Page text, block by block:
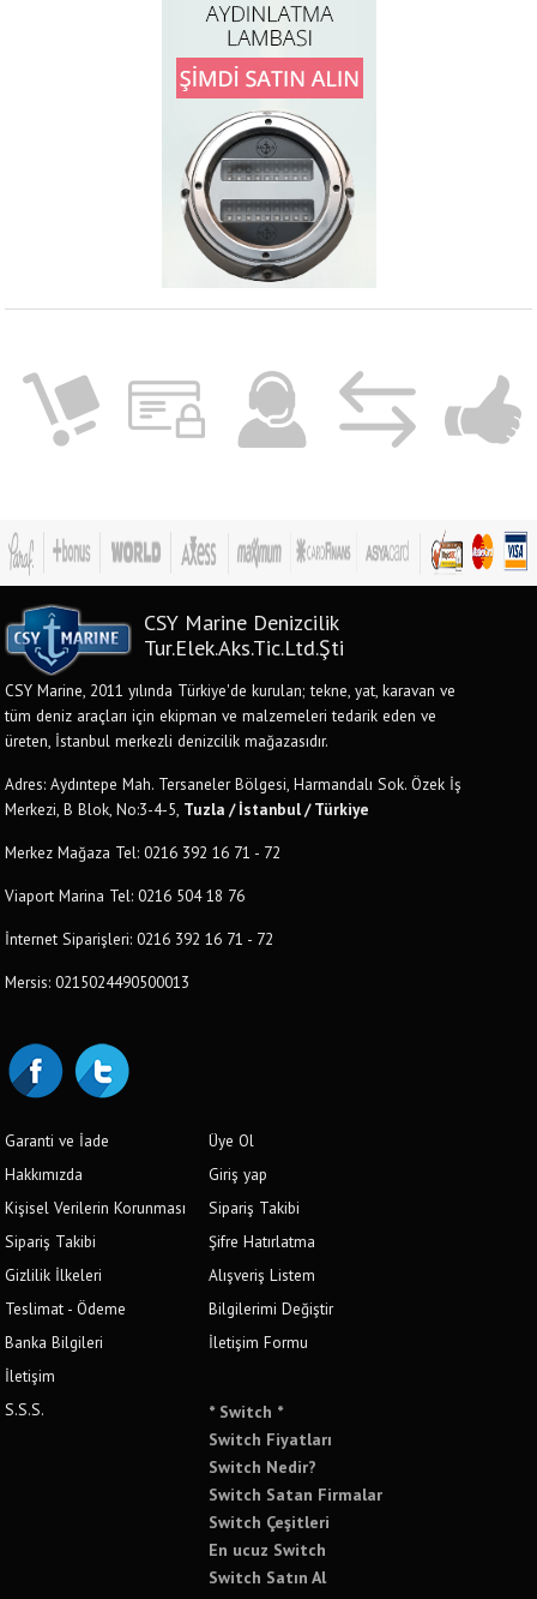
CSY Marine Denizcilik
Tur.Elek.Aks.Tic.Ltd.Şti
CSY Marine, 2011 yılında Türkiye'de kurulan; tekne, yat, karavan ve
tüm deniz araçları için ekipman ve malzemeleri tedarik eden ve
üreten, İstanbul merkezli denizcilik mağazasıdır.
Adres: Aydıntepe Mah. Tersaneler Bölgesi, Harmandalı Sok. Özek İş
Merkezi, B Blok, No:3-4-5, Tuzla / İstanbul / Türkiye
Merkez Mağaza Tel: 0216 392 16 71 - 72
Viaport Marina Tel: 0216 504 18 76
İnternet Siparişleri: 0216 392 16 71 - 72
Mersis: 0215024490500013
Garanti ve İade
Hakkımızda
Kişisel Verilerin Korunması
Sipariş Takibi
Gizlilik İlkeleri
Teslimat - Ödeme
Banka Bilgileri
İletişim
S.S.S.
Üye Ol
Giriş yap
Sipariş Takibi
Şifre Hatırlatma
Alışveriş Listem
Bilgilerimi Değiştir
İletişim Formu
* Switch *
Switch Fiyatları
Switch Nedir?
Switch Satan Firmalar
Switch Çeşitleri
En ucuz Switch
Switch Satın Al